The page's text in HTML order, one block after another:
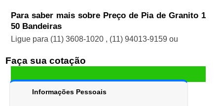
Para saber mais sobre Preço de Pia de Granito 1
50 Bandeiras
Ligue para (11) 3608-1020 , (11) 94013-9159 ou
Faça sua cotação
Informações Pessoais